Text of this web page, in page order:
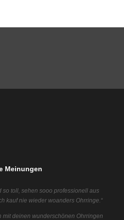
Meinungen
so toll, sehen sooo professionell aus
kauf nie wieder woanders Ohrringe.“
mit deinen wunderschönen Ohrringen